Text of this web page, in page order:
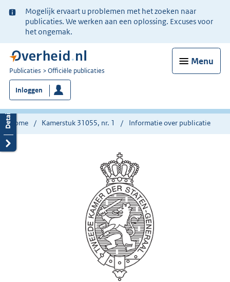
Ter
informatie:
Mogelijk ervaart u problemen met het zoeken naar
publicaties. We werken aan een oplossing. Excuses voor
het ongemak.
Menu
U
bent
nu
hier:
Publicaties Officiële publicaties
Inloggen
Home Kamerstuk 31055, nr. 1 Informatie over publicatie